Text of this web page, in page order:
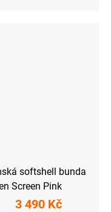
softshell bunda
Screen Pink
3 490 Kč